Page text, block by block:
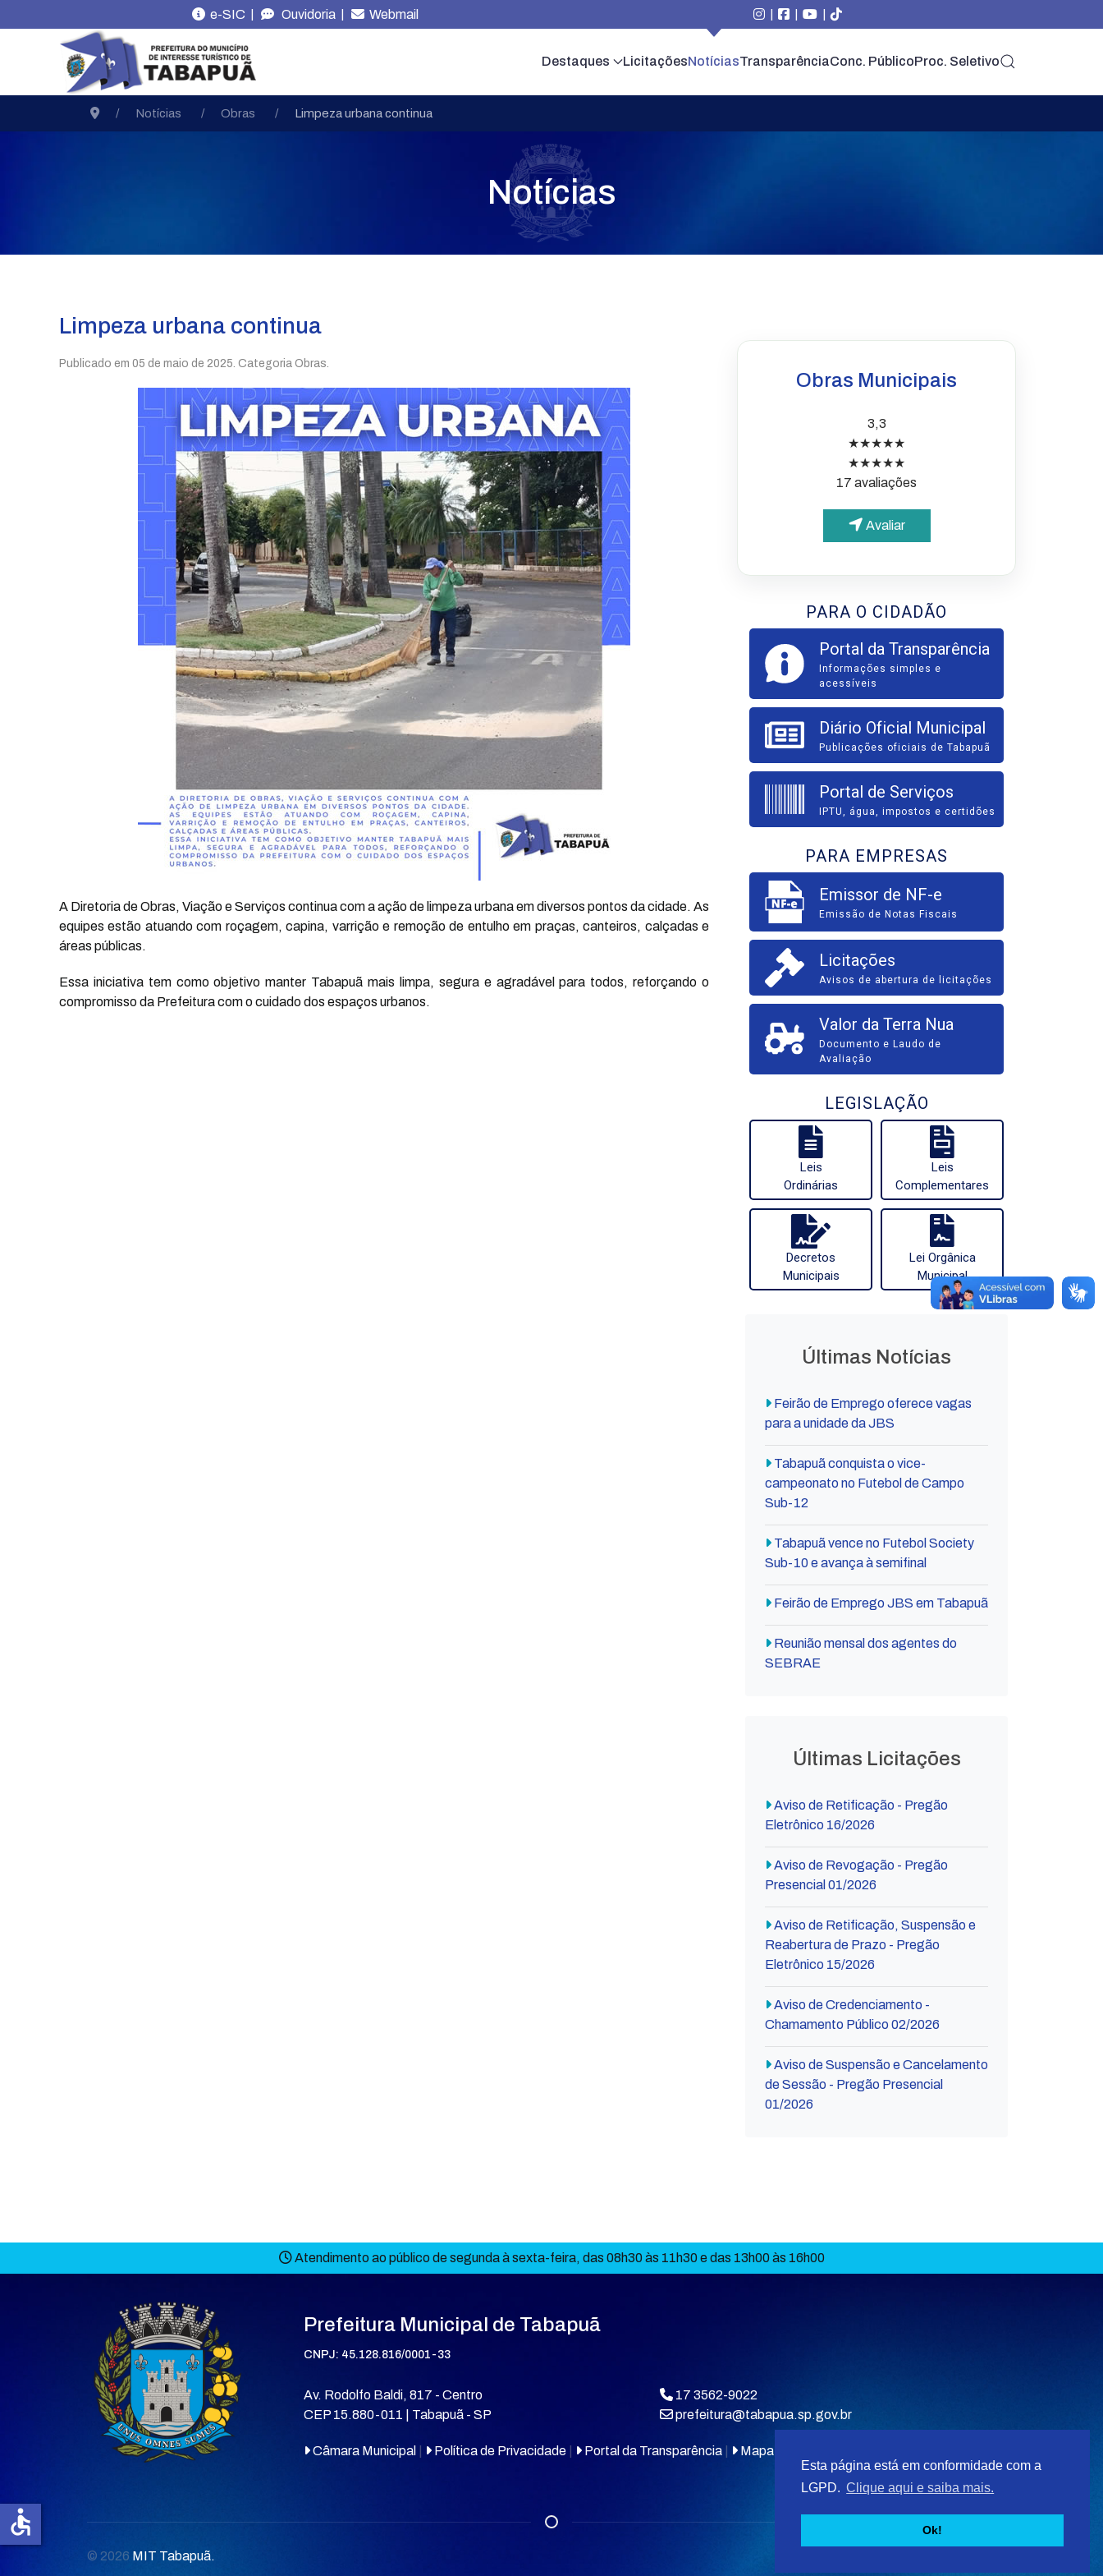
Esta página está em conformidade com a
LGPD. Clique aqui e saiba mais.
Ok!
e-SIC | Ouvidoria | Webmail | | |
Destaques LicitaçõesNotíciasTransparênciaConc. PúblicoProc. Seletivo
Notícias Obras Limpeza urbana continua
Notícias
Limpeza urbana continua
Publicado em 05 de maio de 2025 . Categoria Obras.
A Diretoria de Obras, Viação e Serviços continua com a ação de limpeza urbana em diversos pontos da cidade. As
equipes estão atuando com roçagem, capina, varrição e remoção de entulho em praças, canteiros, calçadas e
áreas públicas.
Essa iniciativa tem como objetivo manter Tabapuã mais limpa, segura e agradável para todos, reforçando o
compromisso da Prefeitura com o cuidado dos espaços urbanos.
Obras Municipais
3,3
★★★★★
★★★★★
17 avaliações
Avaliar
PARA O CIDADÃO
Portal da Transparência
Informações simples e
acessíveis
Diário Oficial Municipal
Publicações oficiais de Tabapuã
Portal de Serviços
IPTU, água, impostos e certidões
PARA EMPRESAS
Emissor de NF-e
Emissão de Notas Fiscais
Licitações
Avisos de abertura de licitações
Valor da Terra Nua
Documento e Laudo de
Avaliação
LEGISLAÇÃO
Leis
Ordinárias
Leis
Complementares
Decretos
Municipais
Lei Orgânica
Municipal
Últimas Notícias
Feirão de Emprego oferece vagas
para a unidade da JBS
Tabapuã conquista o vice-
campeonato no Futebol de Campo
Sub-12
Tabapuã vence no Futebol Society
Sub-10 e avança à semifinal
Feirão de Emprego JBS em Tabapuã
Reunião mensal dos agentes do
SEBRAE
Últimas Licitações
Aviso de Retificação - Pregão
Eletrônico 16/2026
Aviso de Revogação - Pregão
Presencial 01/2026
Aviso de Retificação, Suspensão e
Reabertura de Prazo - Pregão
Eletrônico 15/2026
Aviso de Credenciamento -
Chamamento Público 02/2026
Aviso de Suspensão e Cancelamento
de Sessão - Pregão Presencial
01/2026
Atendimento ao público de segunda à sexta-feira, das 08h30 às 11h30 e das 13h00 às 16h00
Prefeitura Municipal de Tabapuã
CNPJ: 45.128.816/0001-33
Av. Rodolfo Baldi, 817 - Centro
CEP 15.880-011 | Tabapuã - SP
17 3562-9022
prefeitura@tabapua.sp.gov.br
Câmara Municipal Política de Privacidade Portal da Transparência Mapa do site
© 2026 MIT Tabapuã.
accessible